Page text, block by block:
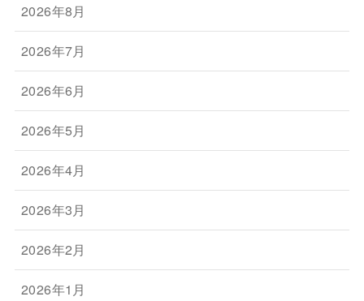
2026年8月
2026年7月
2026年6月
2026年5月
2026年4月
2026年3月
2026年2月
2026年1月